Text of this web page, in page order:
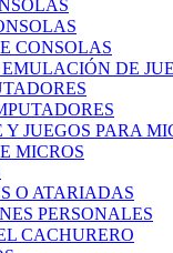
CONSOLAS
DE
JUEGOS PARA
MICROS
O ATARIADAS
PERSONALES
CACHURERO